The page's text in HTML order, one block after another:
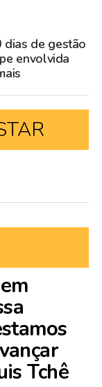
dias de gestão
envolvida
Tchê